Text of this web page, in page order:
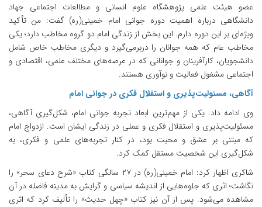
عضو هیئت علمی پژوهشگاه علوم انسانی و مطالعات اجتماعی جهاد
دانشگاهی درباره اهمیت دوره جوانی امام خمینی(ره) گفت: من تأکید
ویژه‌ای بر این دوره دارم. این بخش از زندگی امام دو گروه مخاطب دارد؛ یکی
مخاطب عام که همه جوانان را دربرمی‌گیرد و دیگری مخاطب خاص شامل
دانشجویان، کارآفرینان و جوانانی که در عرصه‌های مختلف علمی، اقتصادی و
اجتماعی مشغول فعالیت و نوآوری هستند.
آگاهی، مسئولیت‌پذیری و استقلال فکری در جوانی امام
وی ادامه داد: یکی از مهم‌ترین ابعاد تجربه جوانی امام، شکل‌گیری آگاهی،
مسئولیت‌پذیری و استقلال فکری و عملی در زندگی ایشان است. ازدواج امام
که مبتنی بر عشق و محبت بود، در کنار تجربه‌های علمی و فکری، به
شکل‌گیری این شخصیت مستقل کمک کرد.
شاکری اظهار کرد: امام خمینی(ره) در ۲۷ سالگی کتاب «شرح دعای سحر» را
نگاشت؛ اثری که جلوه‌هایی از اندیشه سیاسی و گرایش به مدینه فاضله در آن
مشاهده می‌شود. پس از آن نیز کتاب «چهل حدیث» را تألیف کرد که اثری